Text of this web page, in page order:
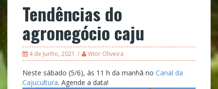
Tendências do
agronegócio caju
4 de Junho, 2021 Vitor Oliveira
Neste sábado (5/6), às 11 h da manhã no Canal da
Cajucultura. Agende a data!